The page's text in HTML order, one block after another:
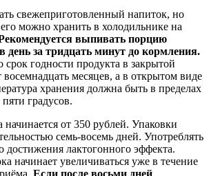
свежеприготовленный напиток, но
можно хранить в холодильнике на
выпивать порцию
день за тридцать минут до кормления.
годности продукта в закрытой
восемнадцать месяцев, а в открытом виде
хранения должна быть в пределах
градусов.
от 350 рублей. Упаковки
семь-восемь дней. Употреблять
достижения лактогонного эффекта.
начинает увеличиваться уже в течение